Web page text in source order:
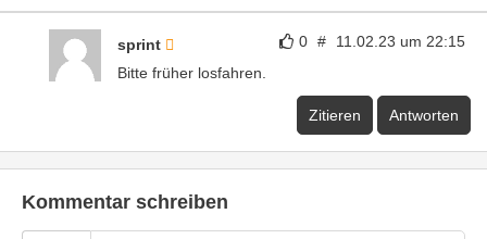
0 # 11.02.23 um 22:15
sprint
Bitte früher losfahren.
Zitieren Antworten
Kommentar schreiben